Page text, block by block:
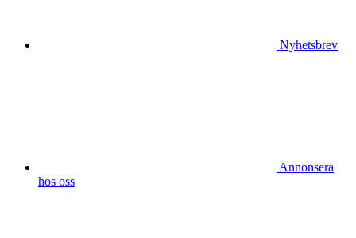
Nyhetsbrev
Annonsera
hos oss